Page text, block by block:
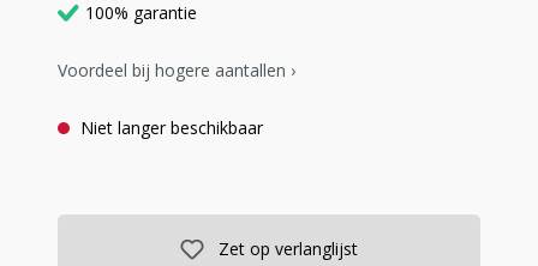
100% garantie
Voordeel bij hogere aantallen ›
Niet langer beschikbaar
Zet op verlanglijst